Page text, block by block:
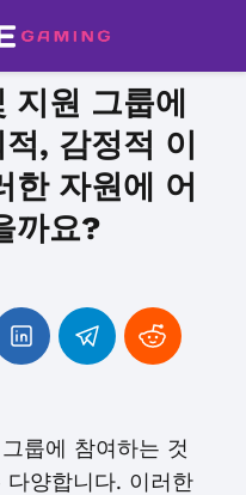
지원 그룹에
, 감정적 이
한 자원에 어
까요?
룹에 참여하는 것
양합니다. 이러한